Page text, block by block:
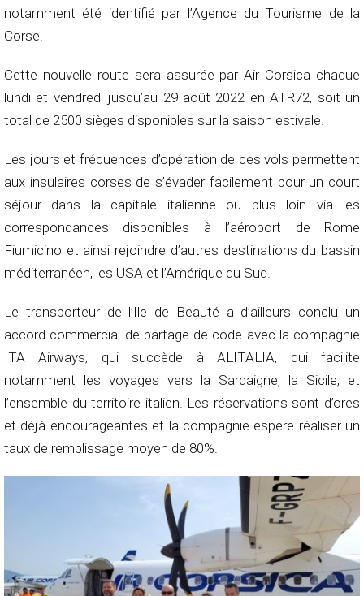
notamment été identifié par l’Agence du Tourisme de la
Corse.
Cette nouvelle route sera assurée par Air Corsica chaque
lundi et vendredi jusqu’au 29 août 2022 en ATR72, soit un
total de 2500 sièges disponibles sur la saison estivale.
Les jours et fréquences d’opération de ces vols permettent
aux insulaires corses de s’évader facilement pour un court
séjour dans la capitale italienne ou plus loin via les
correspondances disponibles à l’aéroport de Rome
Fiumicino et ainsi rejoindre d’autres destinations du bassin
méditerranéen, les USA et l’Amérique du Sud.
Le transporteur de l’Ile de Beauté a d’ailleurs conclu un
accord commercial de partage de code avec la compagnie
ITA Airways, qui succède à ALITALIA, qui facilite
notamment les voyages vers la Sardaigne, la Sicile, et
l’ensemble du territoire italien. Les réservations sont d’ores
et déjà encourageantes et la compagnie espère réaliser un
taux de remplissage moyen de 80%.